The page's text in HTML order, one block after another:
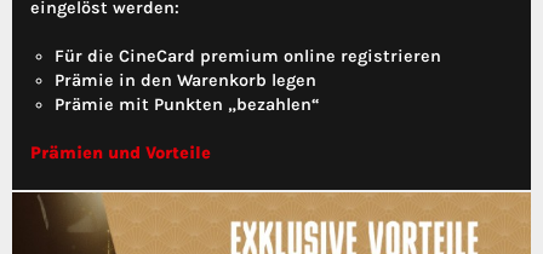
eingelöst werden:
Für die CineCard premium online registrieren
Prämie in den Warenkorb legen
Prämie mit Punkten „bezahlen“
Prämien und Vorteile